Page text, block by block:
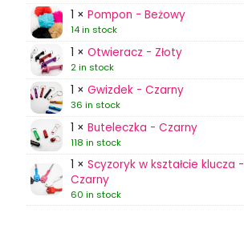
1 × Pompon - Beżowy
14 in stock
1 × Otwieracz - Złoty
2 in stock
1 × Gwizdek - Czarny
36 in stock
1 × Buteleczka - Czarny
118 in stock
1 × Scyzoryk w kształcie klucza -
Czarny
60 in stock